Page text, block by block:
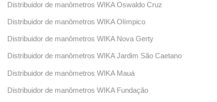
Distribuidor de manômetros WIKA Oswaldo Cruz
Distribuidor de manômetros WIKA Olímpico
Distribuidor de manômetros WIKA Nova Gerty
Distribuidor de manômetros WIKA Jardim São Caetano
Distribuidor de manômetros WIKA Mauá
Distribuidor de manômetros WIKA Fundação